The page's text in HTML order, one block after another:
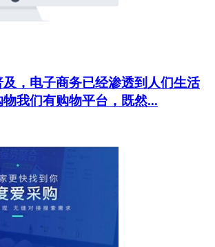
及，电子商务已经渗透到人们生活
我们有购物平台，既然...